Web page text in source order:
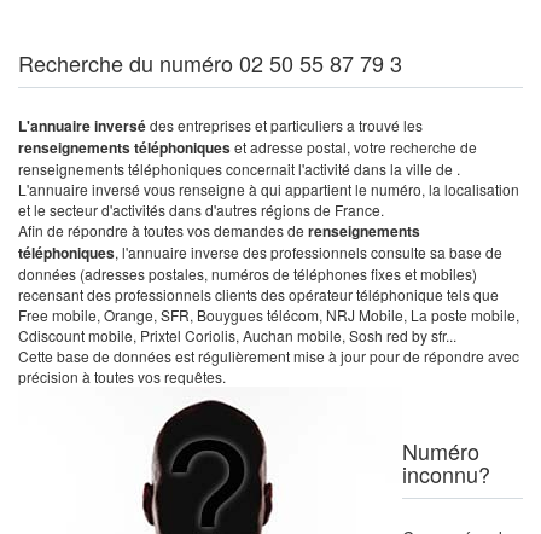
Recherche du numéro 02 50 55 87 79 3
L'annuaire inversédes entreprises et particuliers a trouvé les
renseignements téléphoniqueset adresse postal, votre recherche de
renseignements téléphoniques concernait l'activité dans la ville de .
L'annuaire inversé vous renseigne à qui appartient le numéro, la localisation
et le secteur d'activités dans d'autres régions de France.
Afin de répondre à toutes vos demandes de renseignements
téléphoniques, l'annuaire inverse des professionnels consulte sa base de
données (adresses postales, numéros de téléphones fixes et mobiles)
recensant des professionnels clients des opérateur téléphonique tels que
Free mobile, Orange, SFR, Bouygues télécom, NRJ Mobile, La poste mobile,
Cdiscount mobile, Prixtel Coriolis, Auchan mobile, Sosh red by sfr...
Cette base de données est régulièrement mise à jour pour de répondre avec
précision à toutes vos requêtes.
Numéro
inconnu?